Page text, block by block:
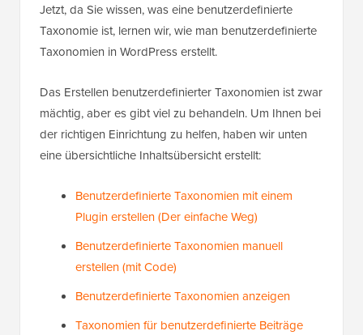
Jetzt, da Sie wissen, was eine benutzerdefinierte
Taxonomie ist, lernen wir, wie man benutzerdefinierte
Taxonomien in WordPress erstellt.
Das Erstellen benutzerdefinierter Taxonomien ist zwar
mächtig, aber es gibt viel zu behandeln. Um Ihnen bei
der richtigen Einrichtung zu helfen, haben wir unten
eine übersichtliche Inhaltsübersicht erstellt:
Benutzerdefinierte Taxonomien mit einem
Plugin erstellen (Der einfache Weg)
Benutzerdefinierte Taxonomien manuell
erstellen (mit Code)
Benutzerdefinierte Taxonomien anzeigen
Taxonomien für benutzerdefinierte Beiträge